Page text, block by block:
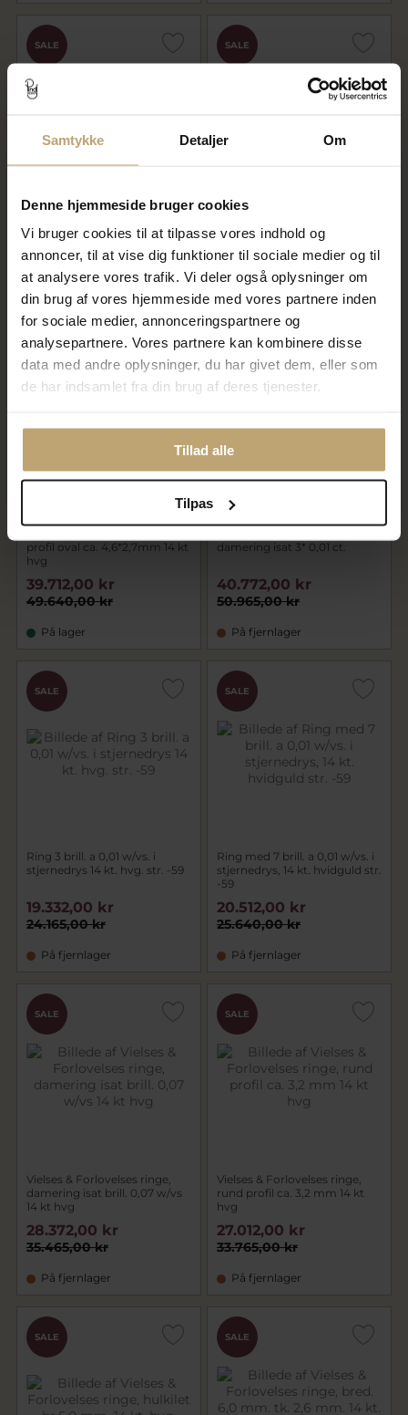
Samtykke Detaljer Om
Denne hjemmeside bruger cookies
Vi bruger cookies til at tilpasse vores indhold og
annoncer, til at vise dig funktioner til sociale medier og til
at analysere vores trafik. Vi deler også oplysninger om
din brug af vores hjemmeside med vores partnere inden
for sociale medier, annonceringspartnere og
analysepartnere. Vores partnere kan kombinere disse
data med andre oplysninger, du har givet dem, eller som
de har indsamlet fra din brug af deres tjenester.
Tillad alle
Tilpas
SALE
Ring brillant 0,07 w/vs. 14 kt.
24.090,00 kr
19.272,00 kr
På lager
SALE
Vielses & Forl. ringe, damering
kt. hvg.
52.040,00 kr
41.632,00 kr
På fjernlager
SALE
profil oval ca. 4,6*2,7mm 14 kt
hvg
49.640,00 kr
39.712,00 kr
På lager
SALE
damering isat 3* 0,01 ct.
50.965,00 kr
40.772,00 kr
På fjernlager
SALE
Ring 3 brill. a 0,01 w/vs. i
stjernedrys 14 kt. hvg. str. -59
24.165,00 kr
19.332,00 kr
På fjernlager
SALE
Ring med 7 brill. a 0,01 w/vs. i
stjernedrys, 14 kt. hvidguld str.
-59
25.640,00 kr
20.512,00 kr
På fjernlager
SALE
Vielses & Forlovelses ringe,
damering isat brill. 0,07 w/vs
14 kt hvg
35.465,00 kr
28.372,00 kr
På fjernlager
SALE
Vielses & Forlovelses ringe,
rund profil ca. 3,2 mm 14 kt
hvg
33.765,00 kr
27.012,00 kr
På fjernlager
SALE SALE